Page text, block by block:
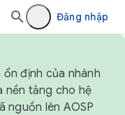
Đăng nhập
định của nhánh
nền tảng cho hệ
nguồn lên AOSP